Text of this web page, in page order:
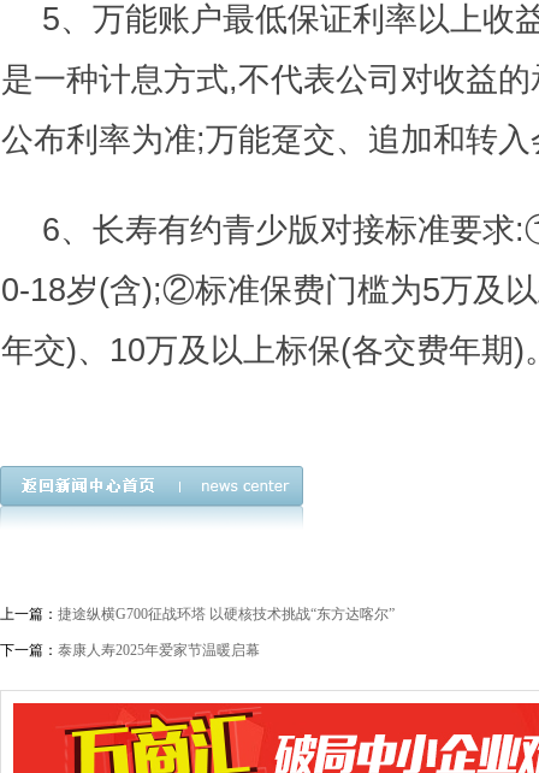
5、万能账户最低保证利率以上收
是一种计息方式,不代表公司对收益
公布利率为准;万能趸交、追加和转
6、长寿有约青少版对接标准要求
0-18岁(含);②标准保费门槛为5万及
年交)、10万及以上标保(各交费年期)
上一篇： 捷途纵横G700征战环塔 以硬核技术挑战“东方达喀尔”
下一篇： 泰康人寿2025年爱家节温暖启幕